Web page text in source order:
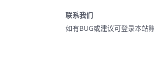
联系我们
如有BUG或建议可登录本站